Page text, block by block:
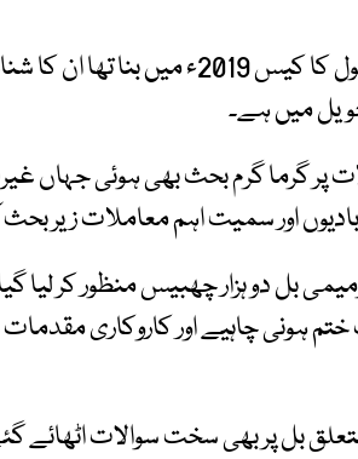
اے این ایف حکام نے کہا کہ ہمارے پاس انمول کا کیس
میں ہے۔
پر گرما گرم بحث بھی ہوئی جہاں
اور سمیت اہم معاملات زیر
بل دو ہزار چھبیس منظور کر لیا
ہونی چاہیے اور کاروکاری
بل پر بھی سخت سوالات اٹھائے